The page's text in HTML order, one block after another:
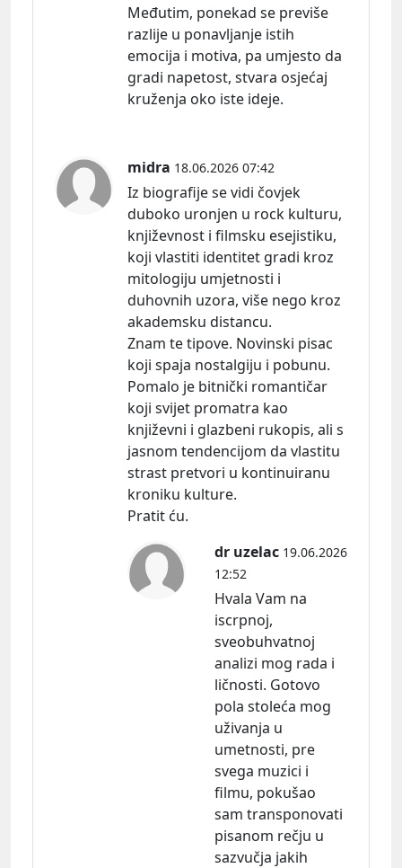
Međutim, ponekad se previše
razlije u ponavljanje istih
emocija i motiva, pa umjesto da
gradi napetost, stvara osjećaj
kruženja oko iste ideje.
midra 18.06.2026 07:42
Iz biografije se vidi čovjek
duboko uronjen u rock kulturu,
književnost i filmsku esejistiku,
koji vlastiti identitet gradi kroz
mitologiju umjetnosti i
duhovnih uzora, više nego kroz
akademsku distancu.
Znam te tipove. Novinski pisac
koji spaja nostalgiju i pobunu.
Pomalo je bitnički romantičar
koji svijet promatra kao
književni i glazbeni rukopis, ali s
jasnom tendencijom da vlastitu
strast pretvori u kontinuiranu
kroniku kulture.
Pratit ću.
dr uzelac 19.06.2026
12:52
Hvala Vam na
iscrpnoj,
sveobuhvatnoj
analizi mog rada i
ličnosti. Gotovo
pola stoleća mog
uživanja u
umetnosti, pre
svega muzici i
filmu, pokušao
sam transponovati
pisanom rečju u
sazvučja jakih